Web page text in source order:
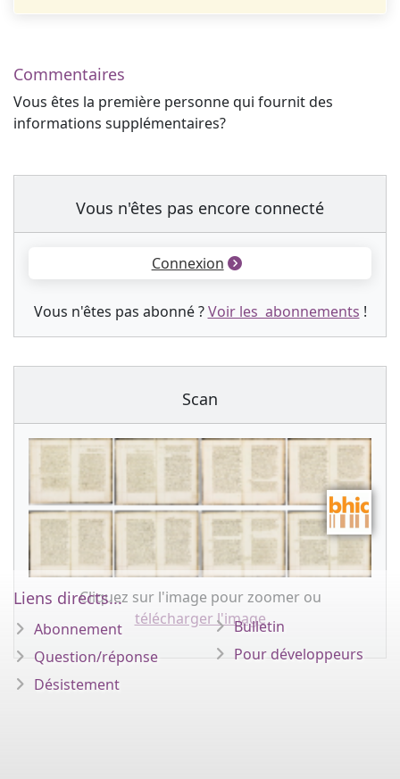
Commentaires
Vous êtes la première personne qui fournit des
informations supplémentaires?
Vous n'êtes pas encore connecté
Connexion
Vous n'êtes pas abonné ?Voir les abonnements !
Scan
Cliquez sur l'image pour zoomer ou
télécharger l'image
Liens directs...
Abonnement
Question/réponse
Désistement
Bulletin
Pour développeurs